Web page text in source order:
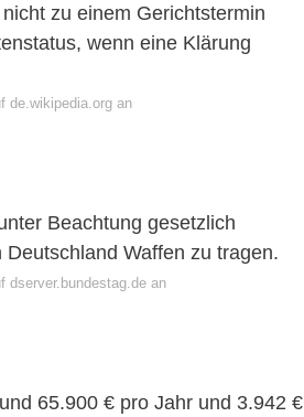
zu einem Gerichtstermin
wenn eine Klärung
de.wikipedia.org an
Beachtung gesetzlich
Waffen zu tragen.
dserver.bundestag.de an
65.900 € pro Jahr und 3.942 €